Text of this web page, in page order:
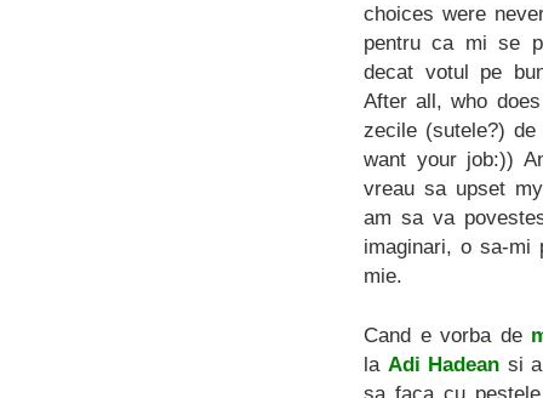
choices were
pentru ca mi se
decat votul pe
After all, who
zecile (sutele?)
want your job:))
vreau sa upset
am sa va
imaginari, o sa-mi
mie.
Cand e vorba de
la Adi Hadean si
sa faca cu